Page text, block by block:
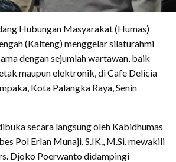
Hubungan Masyarakat (Humas)
(Kalteng) menggelar silaturahmi
dengan sejumlah wartawan, baik
maupun elektronik, di Cafe Delicia
Kota Palangka Raya, Senin
secara langsung oleh Kabidhumas
Pol Erlan Munaji, S.IK., M.Si. mewakili
Djoko Poerwanto didampingi